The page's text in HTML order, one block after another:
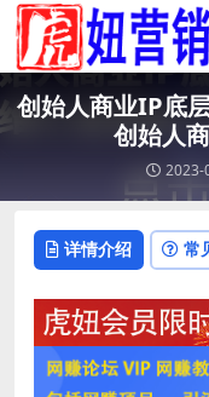
创始人商业IP底
创始人
2023-
详情介绍 常